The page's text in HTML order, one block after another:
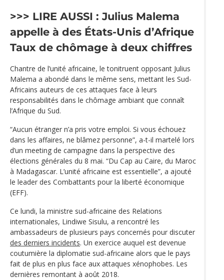
>>> LIRE AUSSI : Julius Malema
appelle à des États-Unis d’Afrique
Taux de chômage à deux chiffres
Chantre de l’unité africaine, le tonitruent opposant Julius
Malema a abondé dans le même sens, mettant les Sud-
Africains auteurs de ces attaques face à leurs
responsabilités dans le chômage ambiant que connaît
l’Afrique du Sud.
“Aucun étranger n’a pris votre emploi. Si vous échouez
dans les affaires, ne blâmez personne”, a-t-il martelé lors
d’un meeting de campagne dans la perspective des
élections générales du 8 mai. “Du Cap au Caire, du Maroc
à Madagascar. L’unité africaine est essentielle”, a ajouté
le leader des Combattants pour la liberté économique
(EFF).
Ce lundi, la ministre sud-africaine des Relations
internationales, Lindiwe Sisulu, a rencontré les
ambassadeurs de plusieurs pays concernés pour discuter
des derniers incidents. Un exercice auquel est devenue
coutumière la diplomatie sud-africaine alors que le pays
fait de plus en plus face aux attaques xénophobes. Les
dernières remontant à août 2018.